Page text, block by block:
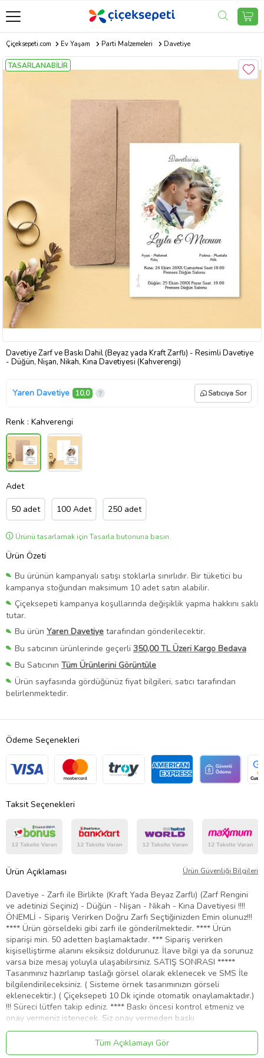
Çiçeksepeti.com Ev Yaşam Parti Malzemeleri Davetiye
TASARLANABİLİR
Davetiye Zarf ve Baskı Dahil (Beyaz yada Kraft Zarflı) - Resimli Davetiye
- Düğün, Nişan, Nikah, Kına Davetiyesi (Kahverengi)
Yaren Davetiye 10,0 Satıcıya Sor
Renk : Kahverengi
Adet
50 adet 100 Adet 250 adet
Ürünü tasarlamak için Tasarla butonuna basın.
Ürün Özeti
Bu ürünün kampanyalı satışı stoklarla sınırlıdır. Bir tüketici bu
kampanya stoğundan maksimum 10 adet satın alabilir.
Çiçeksepeti kampanya koşullarında değişiklik yapma hakkını saklı
tutar.
Bu ürün Yaren Davetiye tarafından gönderilecektir.
Bu satıcının ürünlerinde geçerli 350,00 TL Üzeri Kargo Bedava
Bu Satıcının Tüm Ürünlerini Görüntüle
Ürün sayfasında gördüğünüz fiyat bilgileri, satıcı tarafından
belirlenmektedir.
Ödeme Seçenekleri
Taksit Seçenekleri
Ürün Açıklaması Ürün Güvenliği Bilgileri
Davetiye - Zarfı ile Birlikte (Kraft Yada Beyaz Zarflı) (Zarf Rengini
ve adetinizi Seçiniz) - Düğün - Nişan - Nikah - Kına Davetiyesi !!!!
ÖNEMLİ - Sipariş Verirken Doğru Zarfı Seçtiğinizden Emin olunuz!!!
**** Ürün görseldeki gibi zarfı ile gönderilmektedir. **** Ürün
siparişi min. 50 adetten başlamaktadır. *** Sipariş verirken
kişiselliştirme alanını eksiksiz doldurunuz. İlave bilgi ya da sorunuz
varsa bize mesaj yoluyla ulaşabilirsiniz. SATIŞ SONRASI *****
Tasarımınız hazırlanıp taslağı görsel olarak eklenecek ve SMS İle
bilgilendirileceksiniz. ( Sisteme örnek tasarımınızın görseli
eklenecektir.) ( Çiçeksepeti 10 Dk içinde otomatik onaylamaktadır.)
!!! Süreci lütfen takip ediniz. **** Baskı öncesi kontrol etmeniz ve
onay vermeniz istenecek. Siz onay vermeden baskı
başlamayacaktır. **** Onayladığınız şekilde baskıya girecektir, bu
sebeple dikkatli kontrol edip hata ya da eksik yoksa onay veriniz.
**** Davetiye aksesuarlarının davetiyeye uygulanması müşteriye
Tüm Açıklamayı Gör